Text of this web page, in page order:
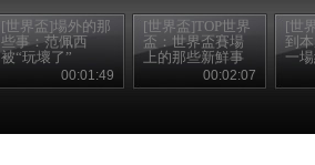
[世界盃]場外的那
些事：范佩西
被“玩壞了”
00:01:49
[世界盃]TOP世界
盃：世界盃賽場
上的那些新鮮事
00:02:07
[世
到
一